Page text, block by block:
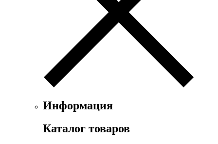
Информация
Каталог товаров